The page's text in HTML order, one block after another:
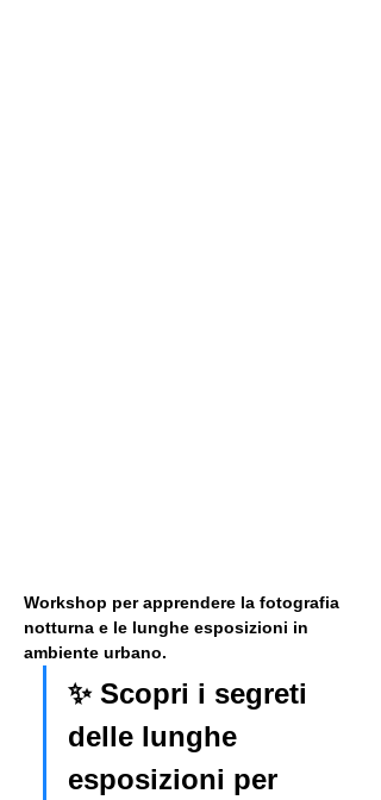
Workshop per apprendere la fotografia
notturna e le lunghe esposizioni in
ambiente urbano.
✨ Scopri i segreti
delle lunghe
esposizioni per